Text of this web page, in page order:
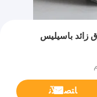
زائد باسيليس
ﺎﺘﺼﻟ ﺍﻶﻧ